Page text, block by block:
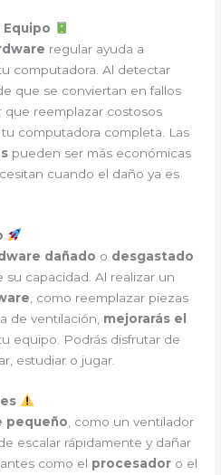
Equipo
regular ayuda a
computadora. Al detectar
que se conviertan en fallos
que reemplazar costosos
computadora completa. Las
pueden ser más económicas
cuando el daño ya es
dañado o desgastado
su capacidad. Al realizar un
, como reemplazar piezas
de ventilación, mejorarás el
equipo. Podrás disfrutar de
estudiar o jugar.
pequeño , como un ventilador
escalar rápidamente y dañar
como el procesador o el